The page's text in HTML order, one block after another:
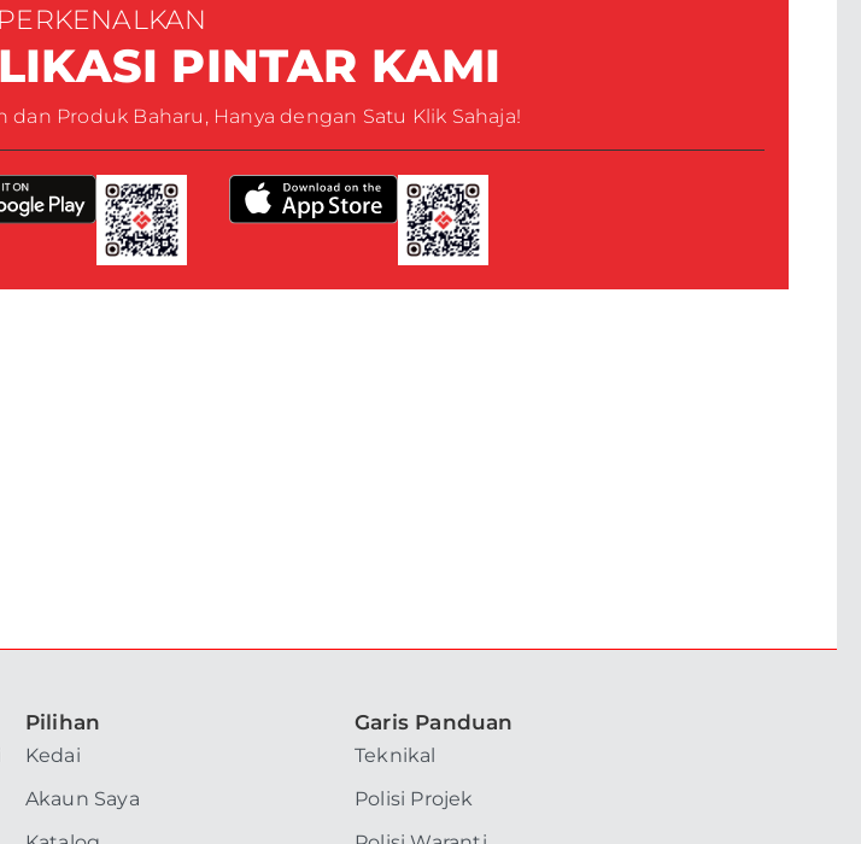
PINTAR KAMI
dan Produk Baharu, Hanya dengan Satu Klik Sahaja!
Pilihan
Kedai
Akaun Saya
Garis Panduan
Teknikal
Polisi Projek